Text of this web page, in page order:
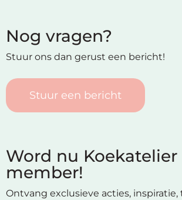
Nog vragen?
Stuur ons dan gerust een bericht!
Stuur een bericht
Word nu Koekatelier
member!
Ontvang exclusieve acties, inspiratie,